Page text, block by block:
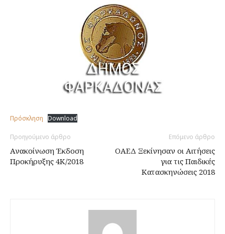
Πρόσκληση Download
Προηγούμενο άρθρο
Ανακοίνωση Έκδοση
Προκήρυξης 4Κ/2018
Επόμενο άρθρο
ΟΑΕΔ Ξεκίνησαν οι Αιτήσεις
για τις Παιδικές
Κατασκηνώσεις 2018